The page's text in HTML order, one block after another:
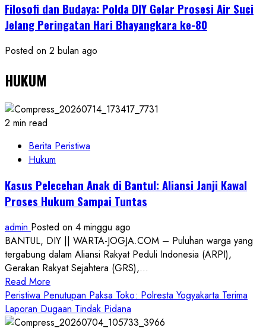
Filosofi dan Budaya: Polda DIY Gelar Prosesi Air Suci
Jelang Peringatan Hari Bhayangkara ke-80
Posted on 2 bulan ago
HUKUM
2 min read
Berita Peristiwa
Hukum
Kasus Pelecehan Anak di Bantul: Aliansi Janji Kawal
Proses Hukum Sampai Tuntas
admin Posted on 4 minggu ago
BANTUL, DIY || WARTA-JOGJA.COM – Puluhan warga yang
tergabung dalam Aliansi Rakyat Peduli Indonesia (ARPI),
Gerakan Rakyat Sejahtera (GRS),...
Read More
more
about
Kasus
Peristiwa Penutupan Paksa Toko: Polresta Yogyakarta Terima
Laporan Dugaan Tindak Pidana